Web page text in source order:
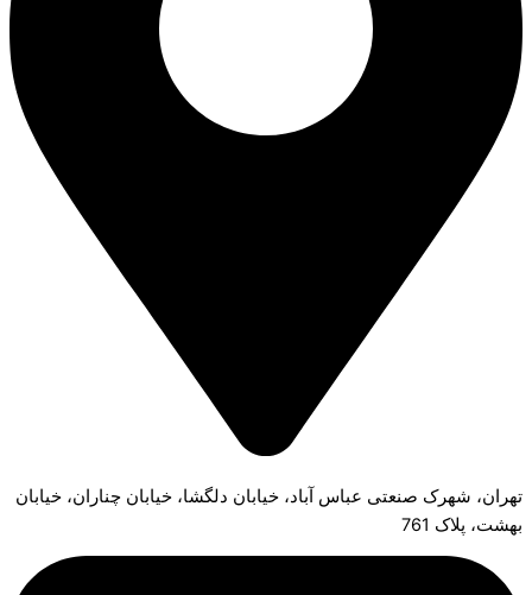
تهران، شهرک صنعتی عباس آباد، خیابان دلگشا، خیابان چناران، خیابان
بهشت، پلاک 761